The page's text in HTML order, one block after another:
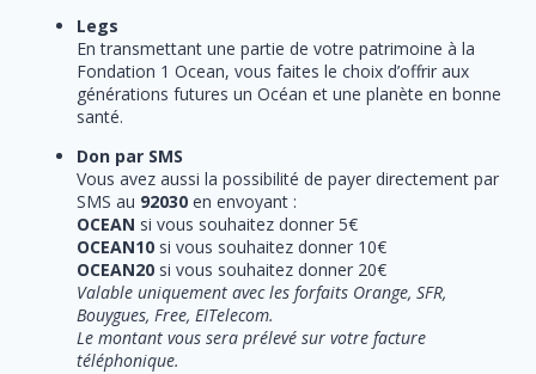
Legs
En transmettant une partie de votre patrimoine à la
Fondation 1 Ocean, vous faites le choix d’offrir aux
générations futures un Océan et une planète en bonne
santé.
Don par SMS
Vous avez aussi la possibilité de payer directement par
SMS au 92030 en envoyant :
OCEAN si vous souhaitez donner 5€
OCEAN10 si vous souhaitez donner 10€
OCEAN20 si vous souhaitez donner 20€
Valable uniquement avec les forfaits Orange, SFR,
Bouygues, Free, EITelecom.
Le montant vous sera prélevé sur votre facture
téléphonique.